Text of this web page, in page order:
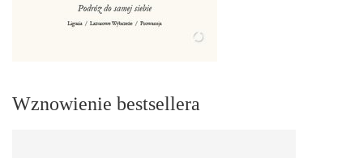
Wznowienie bestsellera